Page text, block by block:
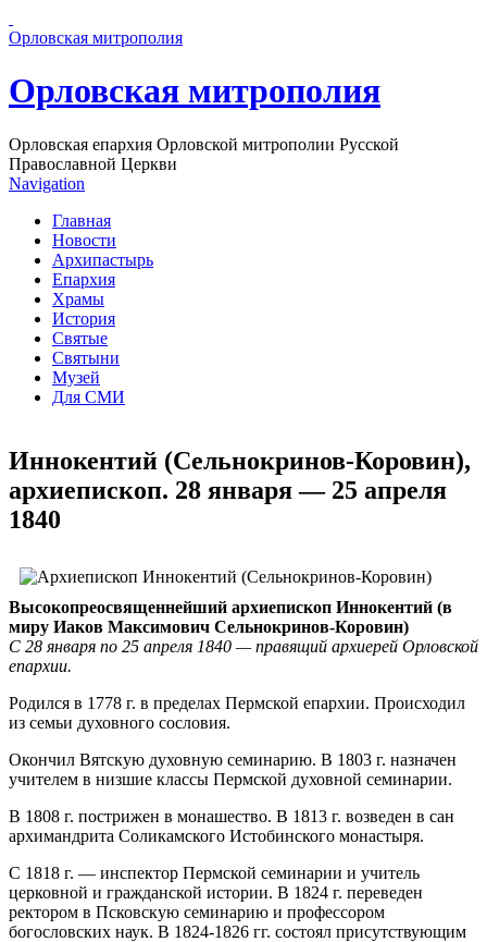
Орловская митрополия
Орловская митрополия
Орловская епархия Орловской митрополии Русской
Православной Церкви
Navigation
Главная
Новости
Архипастырь
Епархия
Храмы
История
Святые
Святыни
Музей
Для СМИ
Иннокентий (Сельнокринов-Коровин),
архиепископ. 28 января — 25 апреля
1840
Высокопреосвященнейший архиепископ Иннокентий (в
миру Иаков Максимович Сельнокринов-Коровин)
С 28 января по 25 апреля 1840 — правящий архиерей Орловской
епархии.
Родился в 1778 г. в пределах Пермской епархии. Происходил
из семьи духовного сословия.
Окончил Вятскую духовную семинарию. В 1803 г. назначен
учителем в низшие классы Пермской духовной семинарии.
В 1808 г. пострижен в монашество. В 1813 г. возведен в сан
архимандрита Соликамского Истобинского монастыря.
С 1818 г. — инспектор Пермской семинарии и учитель
церковной и гражданской истории. В 1824 г. переведен
ректором в Псковскую семинарию и профессором
богословских наук. В 1824-1826 гг. состоял присутствующим